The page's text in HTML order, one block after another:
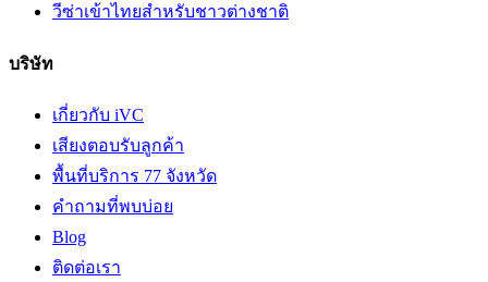
วีซ่าเข้าไทยสำหรับชาวต่างชาติ
บริษัท
เกี่ยวกับ iVC
เสียงตอบรับลูกค้า
พื้นที่บริการ 77 จังหวัด
คำถามที่พบบ่อย
Blog
ติดต่อเรา